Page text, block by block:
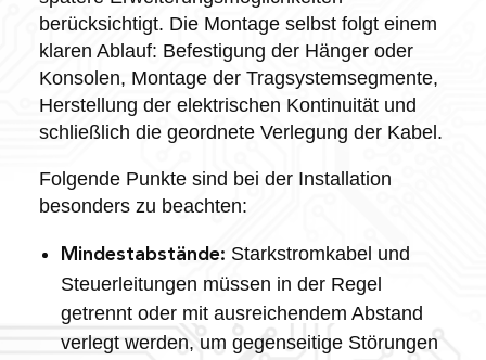
berücksichtigt. Die Montage selbst folgt einem
klaren Ablauf: Befestigung der Hänger oder
Konsolen, Montage der Tragsystemsegmente,
Herstellung der elektrischen Kontinuität und
schließlich die geordnete Verlegung der Kabel.
Folgende Punkte sind bei der Installation
besonders zu beachten:
Mindestabstände: Starkstromkabel und
Steuerleitungen müssen in der Regel
getrennt oder mit ausreichendem Abstand
verlegt werden, um gegenseitige Störungen